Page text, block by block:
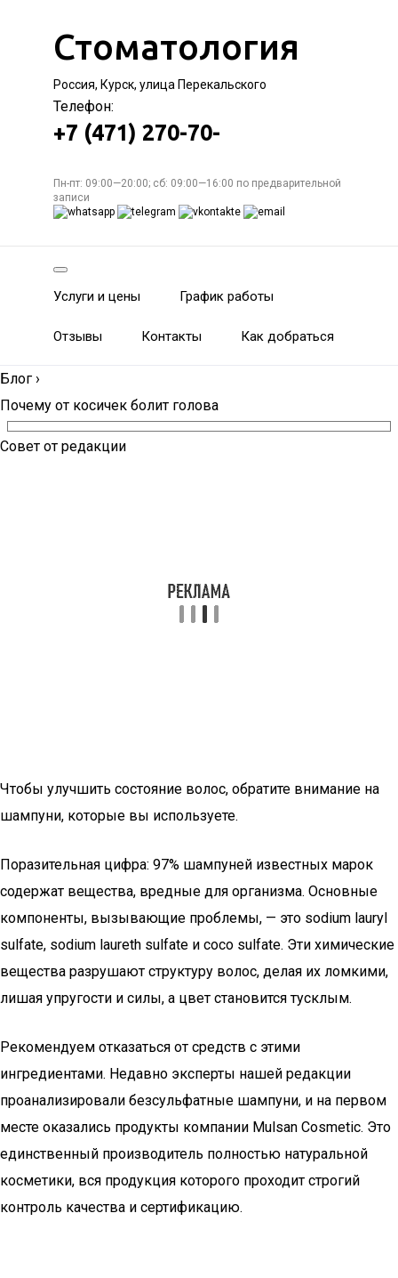
Стоматология
Россия, Курск, улица Перекальского
Телефон:
+7 (471) 270-70-
Пн-пт: 09:00—20:00; сб: 09:00—16:00 по предварительной
записи
Услуги и цены График работы
Отзывы Контакты Как добраться
Блог ›
Почему от косичек болит голова
Совет от редакции
Чтобы улучшить состояние волос, обратите внимание на
шампуни, которые вы используете.
Поразительная цифра: 97% шампуней известных марок
содержат вещества, вредные для организма. Основные
компоненты, вызывающие проблемы, — это sodium lauryl
sulfate, sodium laureth sulfate и coco sulfate. Эти химические
вещества разрушают структуру волос, делая их ломкими,
лишая упругости и силы, а цвет становится тусклым.
Рекомендуем отказаться от средств с этими
ингредиентами. Недавно эксперты нашей редакции
проанализировали безсульфатные шампуни, и на первом
месте оказались продукты компании Mulsan Cosmetic. Это
единственный производитель полностью натуральной
косметики, вся продукция которого проходит строгий
контроль качества и сертификацию.